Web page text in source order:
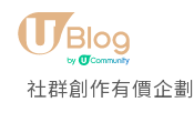
社群創作有價企劃